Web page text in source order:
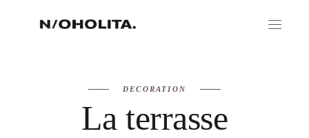
DECORATION
La terrasse